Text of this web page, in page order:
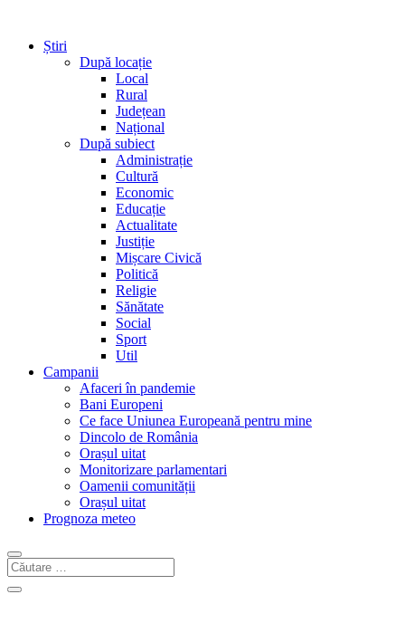
Știri
După locație
Local
Rural
Județean
Național
După subiect
Administrație
Cultură
Economic
Educație
Actualitate
Justiție
Mișcare Civică
Politică
Religie
Sănătate
Social
Sport
Util
Campanii
Afaceri în pandemie
Bani Europeni
Ce face Uniunea Europeană pentru mine
Dincolo de România
Orașul uitat
Monitorizare parlamentari
Oamenii comunității
Orașul uitat
Prognoza meteo